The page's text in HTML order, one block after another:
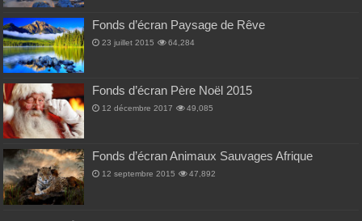
Fonds d’écran Paysage de Rêve
23 juillet 2015 64,284
Fonds d’écran Père Noël 2015
12 décembre 2017 49,085
Fonds d’écran Animaux Sauvages Afrique
12 septembre 2015 47,892